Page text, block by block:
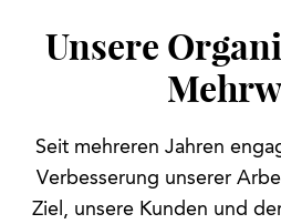
Unsere
Seit mehreren Jahren
Verbesserung unserer
Ziel, unsere Kunden und